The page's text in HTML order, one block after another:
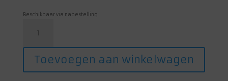
Beschikbaar via nabestelling
(Roze)
Toevoegen aan winkelwagen